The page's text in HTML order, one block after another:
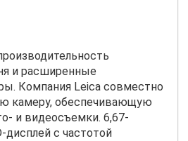
и расширенные
Компания Leica совместно
камеру, обеспечивающую
и видеосъемки. 6,67-
с частотой